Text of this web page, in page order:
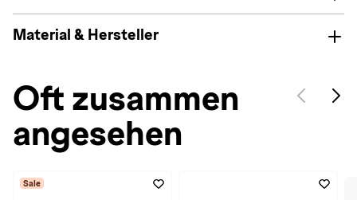
Material & Hersteller
Oft zusammen
angesehen
Sale